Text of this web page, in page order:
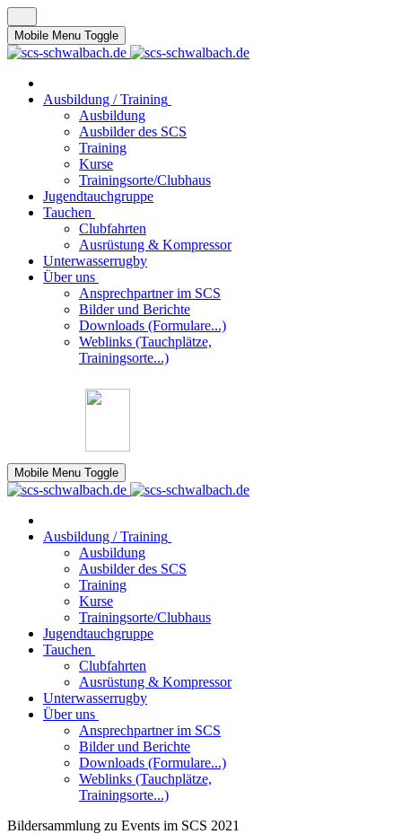
Mobile Menu Toggle
Ausbildung / Training
Ausbildung
Ausbilder des SCS
Training
Kurse
Trainingsorte/Clubhaus
Jugendtauchgruppe
Tauchen
Clubfahrten
Ausrüstung & Kompressor
Unterwasserrugby
Über uns
Ansprechpartner im SCS
Bilder und Berichte
Downloads (Formulare...)
Weblinks (Tauchplätze,
Trainingsorte...)
Mobile Menu Toggle
Ausbildung / Training
Ausbildung
Ausbilder des SCS
Training
Kurse
Trainingsorte/Clubhaus
Jugendtauchgruppe
Tauchen
Clubfahrten
Ausrüstung & Kompressor
Unterwasserrugby
Über uns
Ansprechpartner im SCS
Bilder und Berichte
Downloads (Formulare...)
Weblinks (Tauchplätze,
Trainingsorte...)
Bildersammlung zu Events im SCS 2021